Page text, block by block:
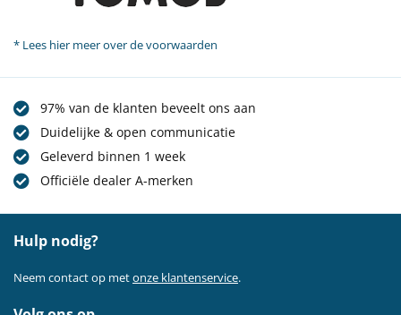
* Lees hier meer over de voorwaarden
97% van de klanten beveelt ons aan
Duidelijke & open communicatie
Geleverd binnen 1 week
Officiële dealer A-merken
Hulp nodig?
Neem contact op metonze klantenservice.